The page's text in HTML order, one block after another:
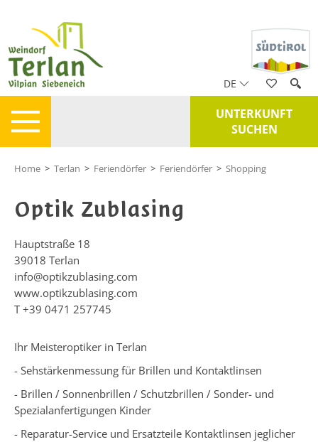
DE
UNTERKUNFT
SUCHEN
Home > Terlan > Feriendörfer > Feriendörfer > Shopping
Optik Zublasing
Hauptstraße 18
39018 Terlan
info@optikzublasing.com
www.optikzublasing.com
T +39 0471 257745
Ihr Meisteroptiker in Terlan
- Sehstärkenmessung für Brillen und Kontaktlinsen
- Brillen / Sonnenbrillen / Schutzbrillen / Sonder- und
Spezialanfertigungen Kinder
- Reparatur-Service und Ersatzteile Kontaktlinsen jeglicher